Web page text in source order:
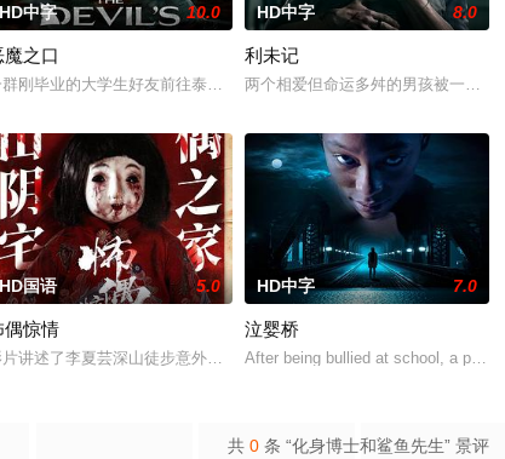
被一股令人发寒的疑惧笼罩——她对新生儿产生了不为人知
魂杀，鬼刃穿腹斩灵杀，女鬼点名要命！一幕幕“连环鬼杀”怵目惊心
HD中字 10.0
魔之口
群刚毕业的大学生好友前往泰国海岸，开启步入社会前的最后一场冒险
HD中字 8.0
利未记
两个相爱但命运多舛的男孩被一个
哥哥马修神秘死亡的消息。萨姆与她体贴的丈夫布雷迪、
a cash-prize endura
HD国语 5.0
偶惊情
讲述了李夏芸深山徒步意外坠崖后闯入隐秘古宅求救，得男主人石桥
HD中字 7.0
泣婴桥
After being bullied at school, a
共 0 条 “化身博士和鲨鱼先生” 景评